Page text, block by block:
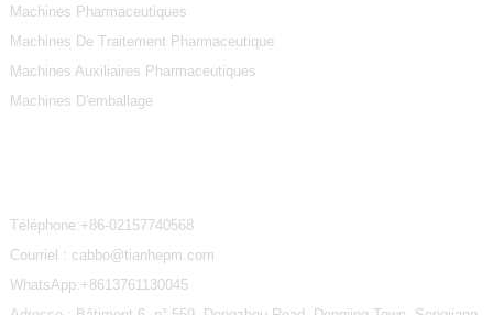
Machines Pharmaceutiques
Machines De Traitement Pharmaceutique
Machines Auxiliaires Pharmaceutiques
Machines D'emballage
Téléphone: +86-02157740568
Courriel : cabbo@tianhepm.com
WhatsApp: +8613761130045